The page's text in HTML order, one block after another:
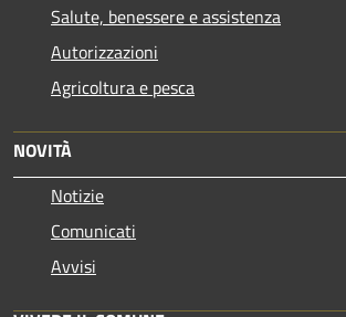
Salute, benessere e assistenza
Autorizzazioni
Agricoltura e pesca
NOVITÀ
Notizie
Comunicati
Avvisi